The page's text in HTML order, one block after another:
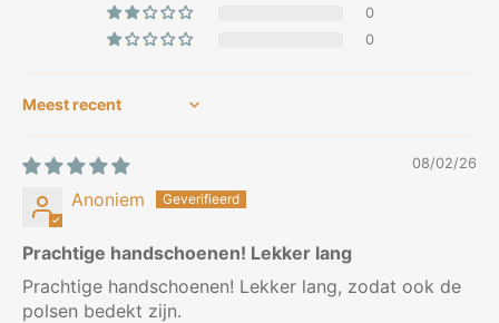
0
0
Sort by
08/02/26
Anoniem
Prachtige handschoenen! Lekker lang
Prachtige handschoenen! Lekker lang, zodat ook de
polsen bedekt zijn.